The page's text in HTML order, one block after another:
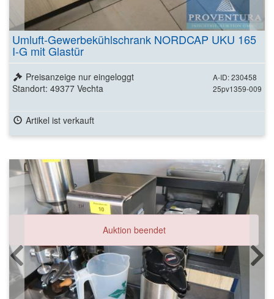
Umluft-Gewerbekühlschrank NORDCAP UKU 165
I-G mit Glastür
A-ID: 230458
25pv1359-009
Preisanzeige nur eingeloggt
Standort: 49377 Vechta
Artikel ist verkauft
Auktion beendet